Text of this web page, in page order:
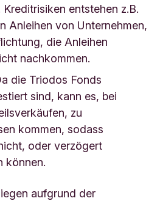
entstehen z.B.
Anleihen von Unternehmen,
die Anleihen
nachkommen.
die Triodos Fonds
sind, kann es, bei
zu
kommen, sodass
oder verzögert
können.
aufgrund der